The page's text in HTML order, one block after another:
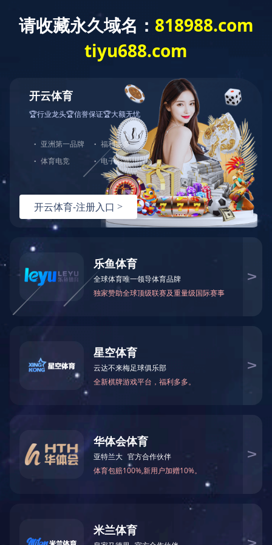
及细则
章程文件 - 经修订及重列组织章程大纲及细则
上一条资讯：公告及通告- 发售价及配发结果公告
下一条资讯：公告及通告 - 审核委员会的职权范围
热线：151-9017-0656